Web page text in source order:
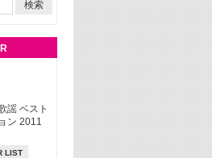
謡 ベスト
ン 2011
LIST